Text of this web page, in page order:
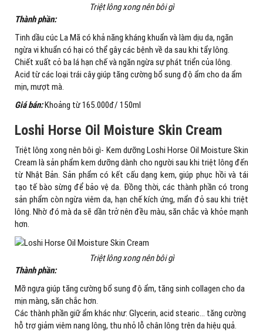
Triệt lông xong nên bôi gì
Thành phần:
Tinh dầu cúc La Mã có khả năng kháng khuẩn và làm dịu da, ngăn
ngừa vi khuẩn có hại có thể gây các bệnh về da sau khi tẩy lông.
Chiết xuất cỏ ba lá hạn chế và ngăn ngừa sự phát triển của lông.
Acid từ các loại trái cây giúp tăng cường bổ sung độ ẩm cho da ẩm
mịn, mượt mà.
Giá bán:Khoảng từ 165.000đ/ 150ml
Loshi Horse Oil Moisture Skin Cream
Triệt lông xong nên bôi gì- Kem dưỡng Loshi Horse Oil Moisture Skin
Cream là sản phẩm kem dưỡng dành cho người sau khi triệt lông đến
từ Nhật Bản. Sản phẩm có kết cấu dạng kem, giúp phục hồi và tái
tạo tế bào sừng để bảo vệ da. Đồng thời, các thành phần có trong
sản phẩm còn ngừa viêm da, hạn chế kích ứng, mẩn đỏ sau khi triệt
lông. Nhờ đó mà da sẽ dần trở nên đều màu, săn chắc và khỏe mạnh
hơn.
Triệt lông xong nên bôi gì
Thành phần:
Mỡ ngựa giúp tăng cường bổ sung độ ẩm, tăng sinh collagen cho da
mịn màng, săn chắc hơn.
Các thành phần giữ ẩm khác như: Glycerin, acid stearic… tăng cường
hỗ trợ giảm viêm nang lông, thu nhỏ lỗ chân lông trên da hiệu quả.